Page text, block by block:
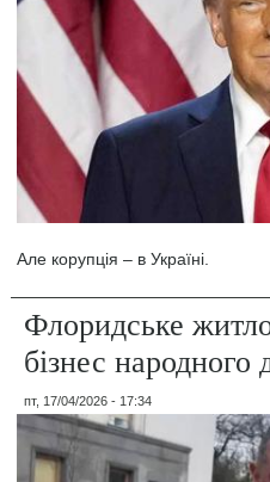
Але корупція – в Україні.
Флоридське
бізнес народного
пт, 17/04/2026 - 17:34